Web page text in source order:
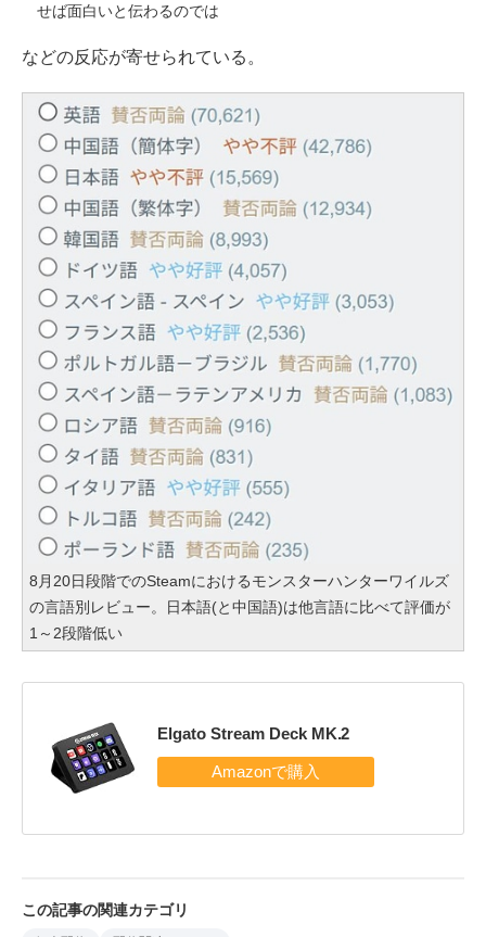
せば面白いと伝わるのでは
などの反応が寄せられている。
8月20日段階でのSteamにおけるモンスターハンターワイルズ
の言語別レビュー。日本語(と中国語)は他言語に比べて評価が
1～2段階低い
Elgato Stream Deck MK.2
この記事の関連カテゴリ